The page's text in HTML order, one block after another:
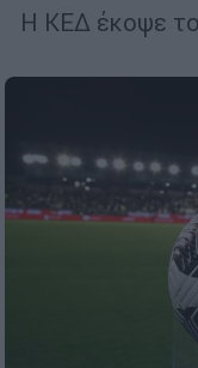
Η ΚΕΔ έκοψε